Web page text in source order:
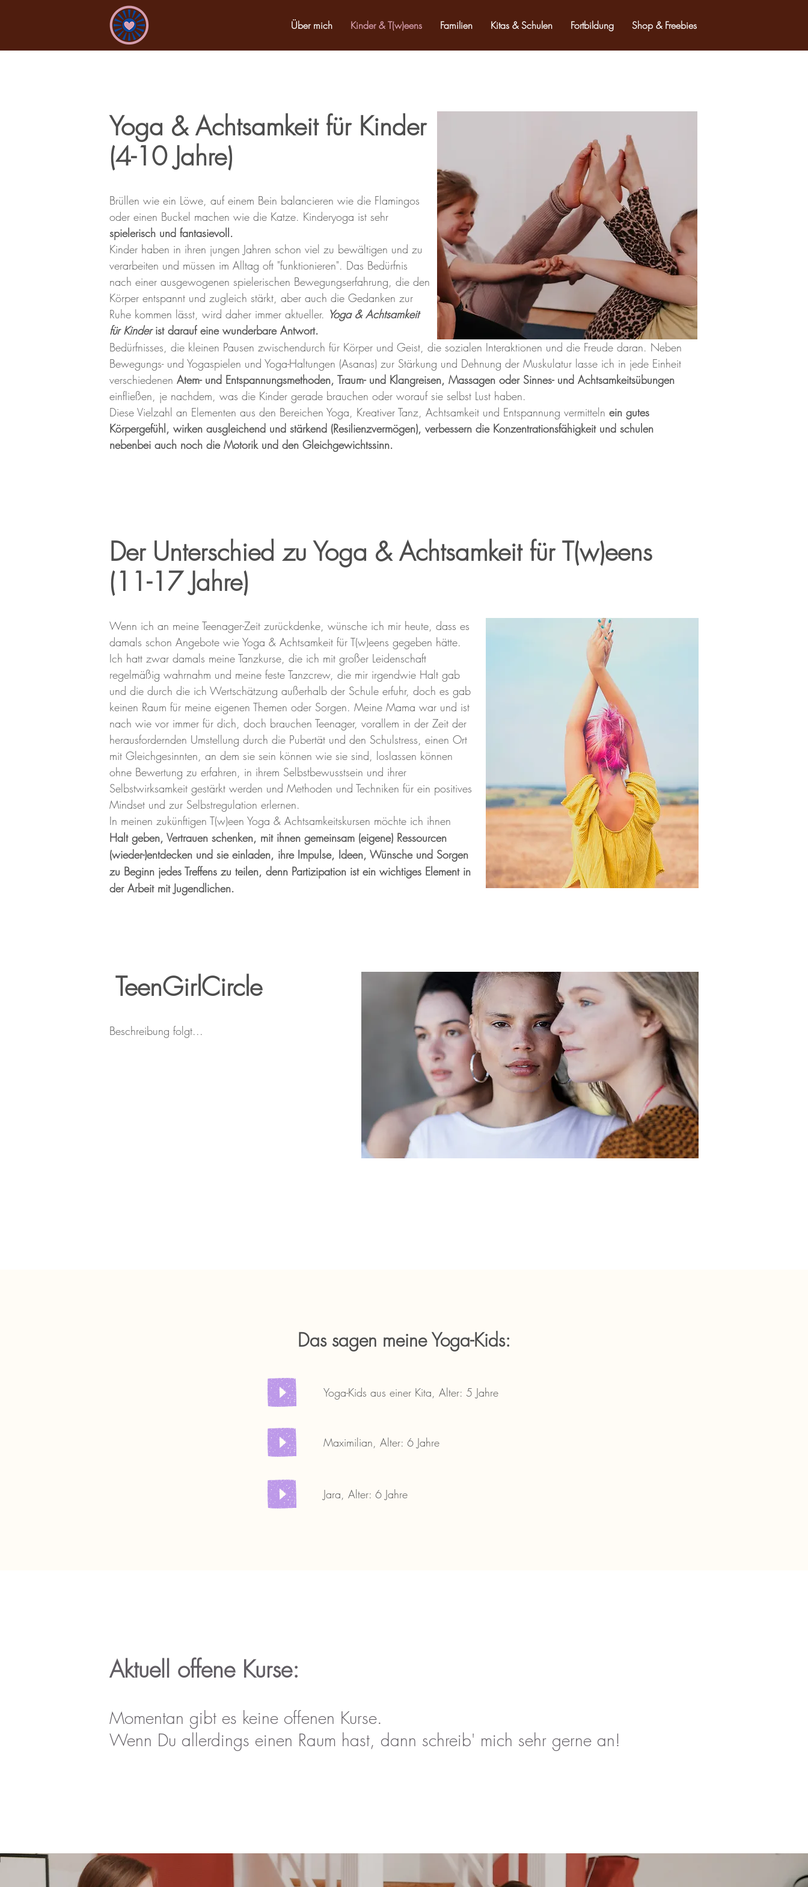
Über mich Kinder & T(w)eens Familien Kitas & Schulen Fortbildung Shop & Freebies
Yoga & Achtsamkeit für Kinder
(4-10 Jahre)
Brüllen wie ein Löwe, auf einem Bein balancieren wie die Flamingos
oder einen Buckel machen wie die Katze. Kinderyoga ist sehr
spielerisch und fantasievoll.
Kinder haben in ihren jungen Jahren schon viel zu bewältigen und zu
verarbeiten und müssen im Alltag oft "funktionieren". Das Bedürfnis
nach einer ausgewogenen spielerischen Bewegungserfahrung, die den
Körper entspannt und zugleich stärkt, aber auch die Gedanken zur
Ruhe kommen lässt, wird daher immer aktueller. Yoga & Achtsamkeit
für Kinderist darauf eine wunderbare Antwort.
Bedürfnisses, die kleinen Pausen zwischendurch für Körper und Geist, die sozialen Interaktionen und die Freude daran. Neben
Bewegungs- und Yogaspielen und Yoga-Haltungen (Asanas) zur Stärkung und Dehnung der Muskulatur lasse ich in jede Einheit
verschiedenen Atem- und Entspannungsmethoden, Traum- und Klangreisen, Massagen oder Sinnes- und Achtsamkeitsübungen
einfließen, je nachdem, was die Kinder gerade brauchen oder worauf sie selbst Lust haben.
Diese Vielzahl an Elementen aus den Bereichen Yoga, Kreativer Tanz, Achtsamkeit und Entspannung vermitteln ein gutes
Körpergefühl, wirken ausgleichend und stärkend (Resilienzvermögen), verbessern die Konzentrationsfähigkeit und schulen
nebenbei auch noch die Motorik und den Gleichgewichtssinn.
Der Unterschied zu Yoga & Achtsamkeit für T(w)eens
(11-17 Jahre)
​Wenn ich an meine Teenager-Zeit zurückdenke, wünsche ich mir heute, dass es
damals schon Angebote wie Yoga & Achtsamkeit für T(w)eens gegeben hätte.
Ich hatt zwar damals meine Tanzkurse, die ich mit großer Leidenschaft
regelmäßig wahrnahm und meine feste Tanzcrew, die mir irgendwie Halt gab
und die durch die ich Wertschätzung außerhalb der Schule erfuhr, doch es gab
keinen Raum für meine eigenen Themen oder Sorgen. Meine Mama war und ist
nach wie vor immer für dich, doch brauchen Teenager, vorallem in der Zeit der
herausfordernden Umstellung durch die Pubertät und den Schulstress, einen Ort
mit Gleichgesinnten, an dem sie sein können wie sie sind, loslassen können
ohne Bewertung zu erfahren, in ihrem Selbstbewusstsein und ihrer
Selbstwirksamkeit gestärkt werden und Methoden und Techniken für ein positives
Mindset und zur Selbstregulation erlernen.
In meinen zukünftigen T(w)een Yoga & Achtsamkeitskursen möchte ich ihnen
Halt geben, Vertrauen schenken, mit ihnen gemeinsam (eigene) Ressourcen
(wieder-)entdecken und sie einladen, ihre Impulse, Ideen, Wünsche und Sorgen
zu Beginn jedes Treffens zu teilen, denn Partizipation ist ein wichtiges Element in
der Arbeit mit Jugendlichen.
TeenGirlCircle
Beschreibung folgt...
Das sagen meine Yoga-Kids:
Yoga-Kids aus einer Kita, Alter: 5 Jahre
Maximilian, Alter: 6 Jahre
Jara, Alter: 6 Jahre
Aktuell offene Kurse:
Momentan gibt es keine offenen Kurse.
Wenn Du allerdings einen Raum hast, dann schreib' mich sehr gerne an!